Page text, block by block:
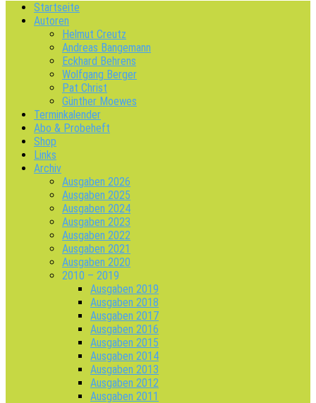
Startseite
Autoren
Helmut Creutz
Andreas Bangemann
Eckhard Behrens
Wolfgang Berger
Pat Christ
Günther Moewes
Terminkalender
Abo & Probeheft
Shop
Links
Archiv
Ausgaben 2026
Ausgaben 2025
Ausgaben 2024
Ausgaben 2023
Ausgaben 2022
Ausgaben 2021
Ausgaben 2020
2010 – 2019
Ausgaben 2019
Ausgaben 2018
Ausgaben 2017
Ausgaben 2016
Ausgaben 2015
Ausgaben 2014
Ausgaben 2013
Ausgaben 2012
Ausgaben 2011